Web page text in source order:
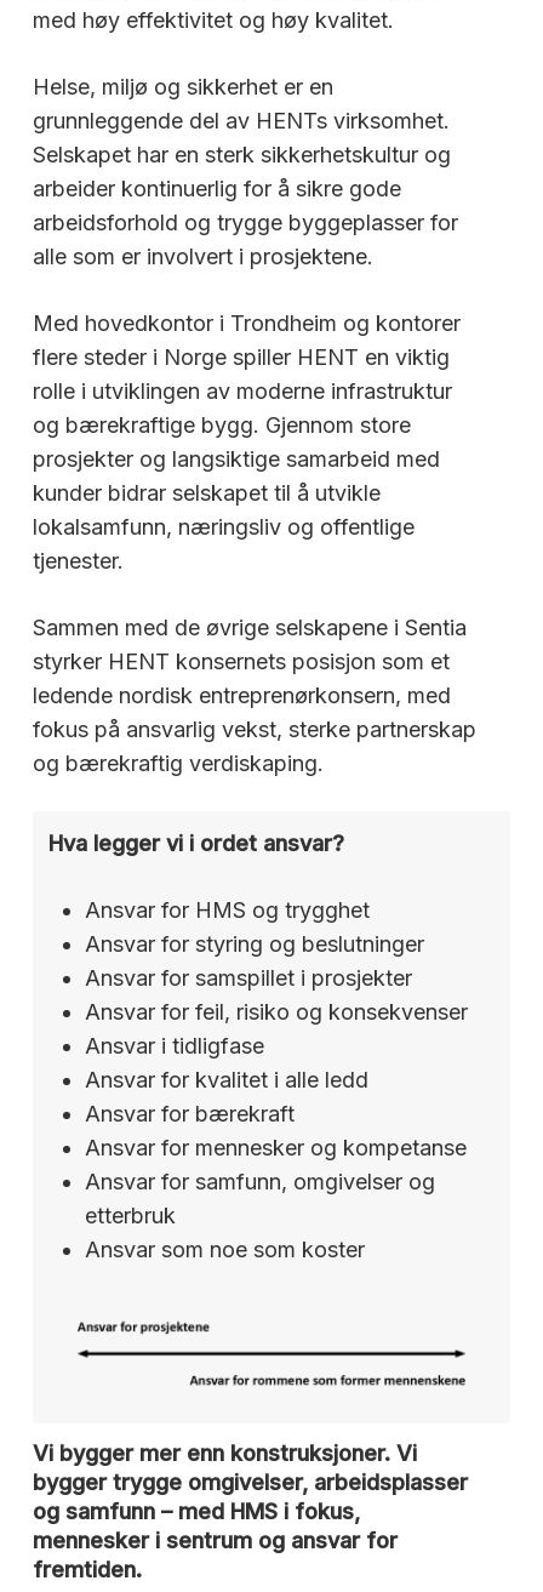
med høy effektivitet og høy kvalitet.
Helse, miljø og sikkerhet er en
grunnleggende del av HENTs virksomhet.
Selskapet har en sterk sikkerhetskultur og
arbeider kontinuerlig for å sikre gode
arbeidsforhold og trygge byggeplasser for
alle som er involvert i prosjektene.
Med hovedkontor i Trondheim og kontorer
flere steder i Norge spiller HENT en viktig
rolle i utviklingen av moderne infrastruktur
og bærekraftige bygg. Gjennom store
prosjekter og langsiktige samarbeid med
kunder bidrar selskapet til å utvikle
lokalsamfunn, næringsliv og offentlige
tjenester.
Sammen med de øvrige selskapene i Sentia
styrker HENT konsernets posisjon som et
ledende nordisk entreprenørkonsern, med
fokus på ansvarlig vekst, sterke partnerskap
og bærekraftig verdiskaping.
Hva legger vi i ordet ansvar?
Ansvar for HMS og trygghet
Ansvar for styring og beslutninger
Ansvar for samspillet i prosjekter
Ansvar for feil, risiko og konsekvenser
Ansvar i tidligfase
Ansvar for kvalitet i alle ledd
Ansvar for bærekraft
Ansvar for mennesker og kompetanse
Ansvar for samfunn, omgivelser og
etterbruk
Ansvar som noe som koster
Vi bygger mer enn konstruksjoner. Vi
bygger trygge omgivelser, arbeidsplasser
og samfunn – med HMS i fokus,
mennesker i sentrum og ansvar for
fremtiden.